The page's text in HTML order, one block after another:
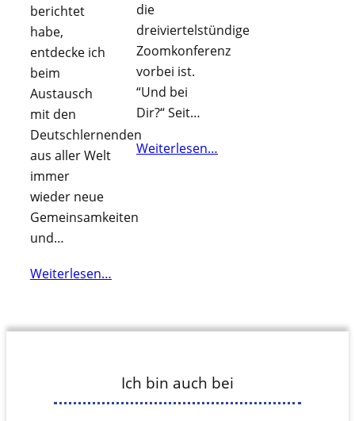
berichtet
habe,
entdecke ich
beim
Austausch
mit den
Deutschlernenden
aus aller Welt
immer
wieder neue
Gemeinsamkeiten
und…
Weiterlesen…
die
dreiviertelstündige
Zoomkonferenz
vorbei ist.
“Und bei
Dir?“ Seit…
Weiterlesen…
Ich bin auch bei